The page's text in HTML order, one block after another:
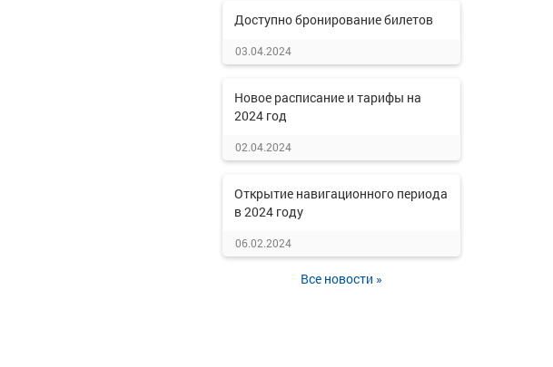
Доступно бронирование билетов
03.04.2024
Новое расписание и тарифы на
2024 год
02.04.2024
Открытие навигационного периода
в 2024 году
06.02.2024
Все новости »